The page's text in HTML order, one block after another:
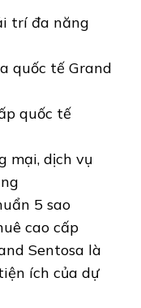
trí đa năng
quốc tế Grand
quốc tế
mại, dịch vụ
5 sao
cao cấp
Sentosa là
ích của dự